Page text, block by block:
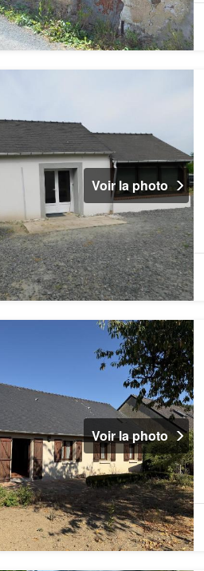
Voir la photo
Voir la photo